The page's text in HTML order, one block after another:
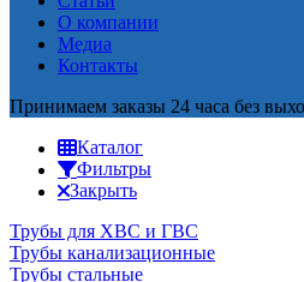
О компании
Медиа
Контакты
Принимаем заказы 24 часа без
Каталог
Фильтры
Закрыть
Трубы для ХВС и ГВС
Трубы канализационные
Трубы стальные